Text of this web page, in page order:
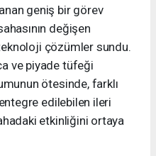
geniş bir görev
değişen
çözümler sundu.
ve piyade tüfeği
ötesinde, farklı
edilebilen ileri
etkinliğini ortaya